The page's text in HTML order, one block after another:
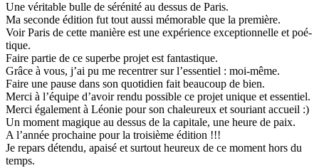
Une véri­ta­ble bulle de séré­nité au dessus de Paris.
Ma seconde édition fut tout aussi mémo­ra­ble que la pre­mière.
Voir Paris de cette manière est une expé­rience excep­tion­nelle et poé­
ti­que.
Faire partie de ce superbe projet est fan­tas­ti­que.
Grâce à vous, j’ai pu me recen­trer sur l’essen­tiel : moi-même.
Faire une pause dans son quo­ti­dien fait beau­coup de bien.
Merci à l’équipe d’avoir rendu pos­si­ble ce projet unique et essen­tiel.
Merci également à Léonie pour son cha­leu­reux et sou­riant accueil :)
Un moment magi­que au dessus de la capi­tale, une heure de paix.
A l’année pro­chaine pour la troi­sième édition !!!
Je repars détendu, apaisé et sur­tout heu­reux de ce moment hors du
temps.